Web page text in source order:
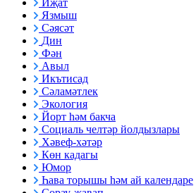
Иҗат
Язмыш
Сәясәт
Дин
Фән
Авыл
Икътисад
Сәламәтлек
Экология
Йорт һәм бакча
Социаль челтәр йолдызлары
Хәвеф-хәтәр
Көн кадагы
Юмор
Һава торышы һәм ай календаре